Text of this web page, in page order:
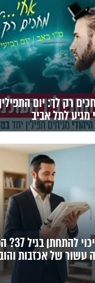
רק לך: יום
מגיע לתל אביב
מה
עשור של אכזבות
איך